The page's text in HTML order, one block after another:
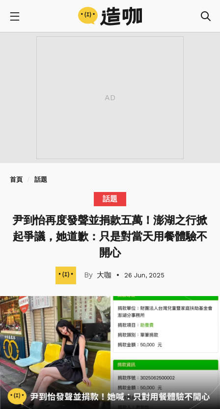
首頁 話題
話題
尹到怡再度發聲並捐款五萬！澎湖之行掀
起爭議，她道歉：只是對當天用餐體驗不
開心
大咖 26 Jun, 2025